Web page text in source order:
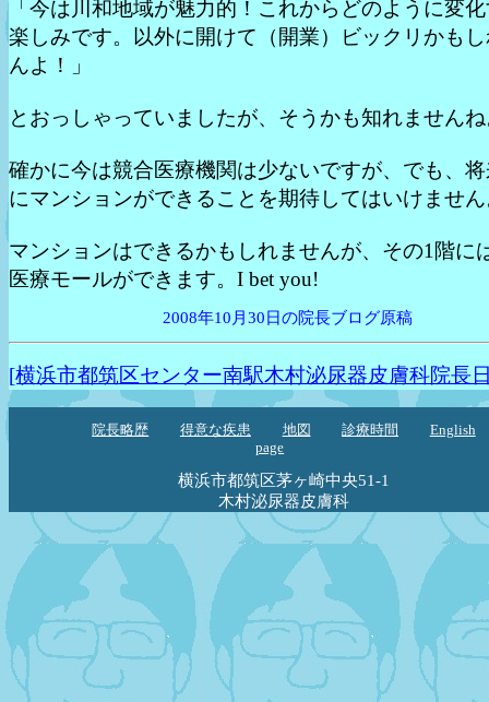
「今は川和地域が魅力的！これからどのように変
楽しみです。以外に開けて（開業）ビックリかも
んよ！」
とおっしゃっていましたが、そうかも知れません
確かに今は競合医療機関は少ないですが、でも、
にマンションができることを期待してはいけませ
マンションはできるかもしれませんが、その1階に
医療モールができます。I bet you!
2008年10月30日の院長ブログ原稿
[横浜市都筑区センター南駅木村泌尿器皮膚科院長
院長略歴 得意な疾患 地図 診療時間
English
page
横浜市都筑区茅ヶ崎中央51-1
木村泌尿器皮膚科